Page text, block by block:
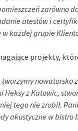
zarówno
atestów i
każdej grupie
projekty,
nowatorsko
z Katowic,
tego nie zrobił.
akustyczne w bistro